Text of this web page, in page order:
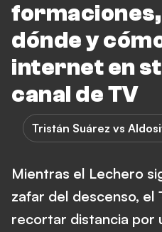
dónde y
internet en
canal de TV
Tristán Suárez vs
Mientras el Lechero
zafar del descenso, el
recortar distancia por